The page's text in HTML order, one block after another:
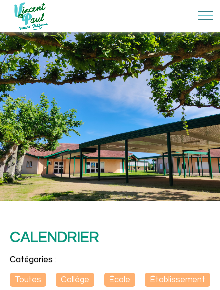
CALENDRIER
Catégories :
Toutes Collège École Établissement